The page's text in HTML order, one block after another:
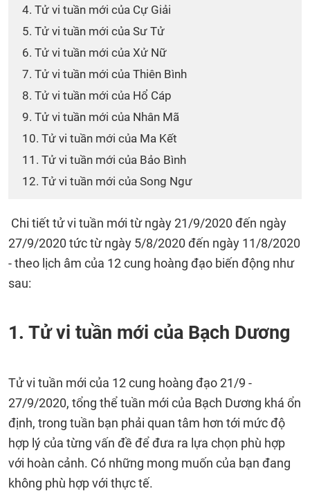
4. Tử vi tuần mới của Cự Giải
5. Tử vi tuần mới của Sư Tử
6. Tử vi tuần mới của Xử Nữ
7. Tử vi tuần mới của Thiên Bình
8. Tử vi tuần mới của Hổ Cáp
9. Tử vi tuần mới của Nhân Mã
10. Tử vi tuần mới của Ma Kết
11. Tử vi tuần mới của Bảo Bình
12. Tử vi tuần mới của Song Ngư
Chi tiết tử vi tuần mới từ ngày 21/9/2020 đến ngày
27/9/2020 tức từ ngày 5/8/2020 đến ngày 11/8/2020
- theo lịch âm của 12 cung hoàng đạo biến động như
sau:
1. Tử vi tuần mới của Bạch Dương
Tử vi tuần mới của 12 cung hoàng đạo 21/9 -
27/9/2020, tổng thể tuần mới của Bạch Dương khá ổn
định, trong tuần bạn phải quan tâm hơn tới mức độ
hợp lý của từng vấn đề để đưa ra lựa chọn phù hợp
với hoàn cảnh. Có những mong muốn của bạn đang
không phù hợp với thực tế.